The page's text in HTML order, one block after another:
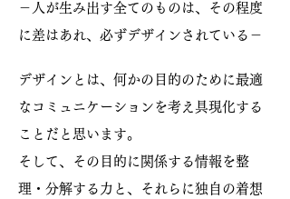
－人が生み出す全てのものは、その程度
に差はあれ、必ずデザインされている－
デザインとは、何かの目的のために最適
なコミュニケーションを考え具現化する
ことだと思います。
そして、その目的に関係する情報を整
理・分解する力と、それらに独自の着想